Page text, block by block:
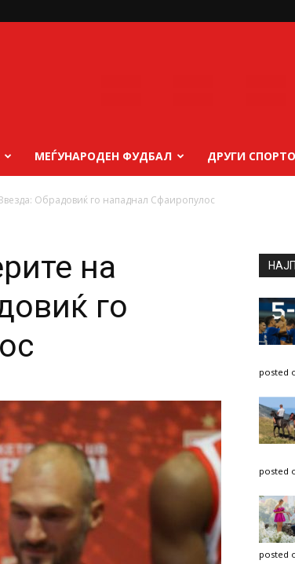
МЕЃУНАРОДЕН ФУДБАЛ ДРУГИ
Обрадовиќ го нападнал Сфаиропулос
на
го
posted
posted
posted